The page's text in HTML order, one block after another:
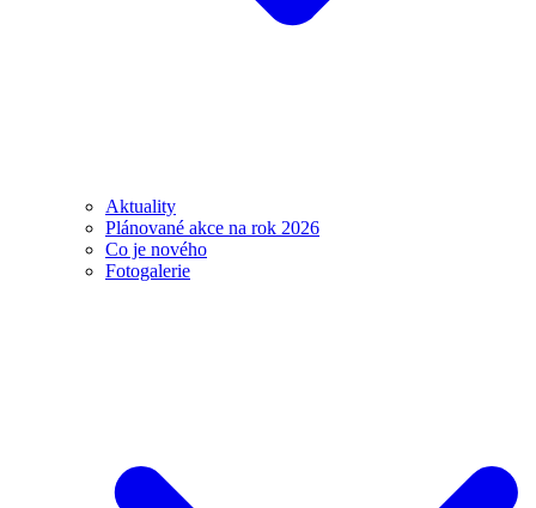
Aktuality
Plánované akce na rok 2026
Co je nového
Fotogalerie